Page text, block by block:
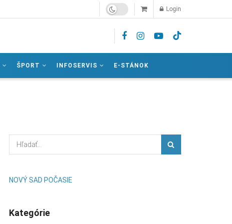
Login
ŠPORT INFOSERVIS E-STÁNOK
NOVÝ SAD POČASIE
Kategórie